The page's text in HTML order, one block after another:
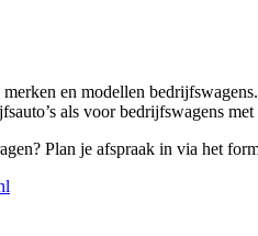
en modellen
als voor bedrijfswagens
Plan je afspraak in via het